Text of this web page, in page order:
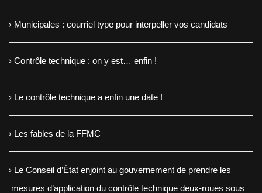
Municipales : courriel type pour interpeller vos candidats
Contrôle technique : on y est… enfin !
Le contrôle technique a enfin une date !
Les fables de la FFMC
Le Conseil d’État enjoint au gouvernement de prendre les
mesures d’application du contrôle technique deux-roues sous